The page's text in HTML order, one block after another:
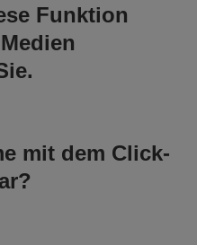
Funktion
mit dem Click-